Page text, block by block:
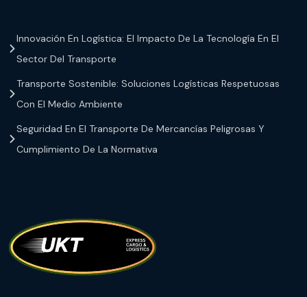
Innovación En Logística: El Impacto De La Tecnología En El
Sector Del Transporte
Transporte Sostenible: Soluciones Logísticas Respetuosas
Con El Medio Ambiente
Seguridad En El Transporte De Mercancías Peligrosas Y
Cumplimiento De La Normativa